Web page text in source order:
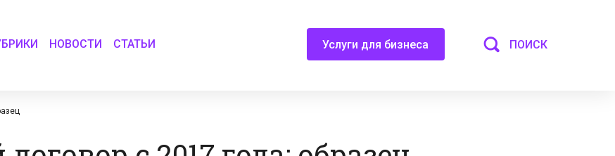
НОВОСТИ СТАТЬИ Услуги для бизнеса ПОИСК